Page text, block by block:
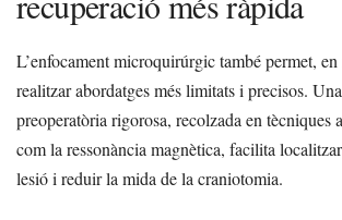
L’enfocament microquirúrgic també permet, en
realitzar abordatges més limitats i precisos.
preoperatòria rigorosa, recolzada en tècniques
com la ressonància magnètica, facilita
lesió i reduir la mida de la craniotomia.